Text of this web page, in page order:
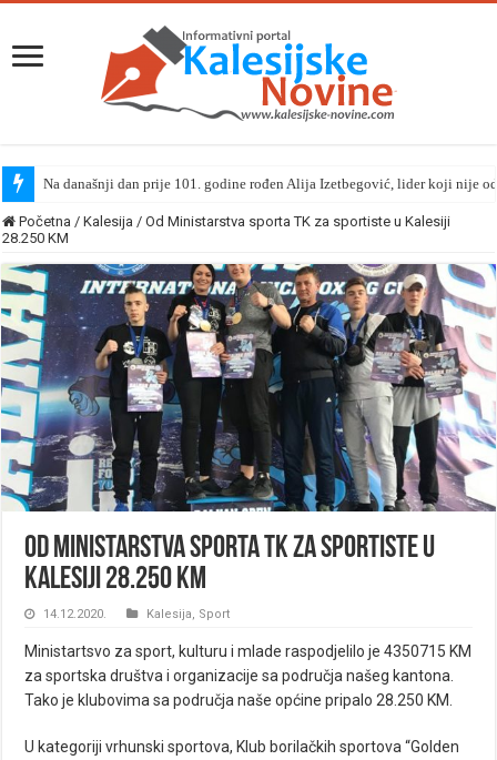
Na današnji dan prije 101. godine rođen Alija Izetbegović, lider koji nije
Početna / Kalesija / Od Ministarstva sporta TK za sportiste u Kalesiji
28.250 KM
Od Ministarstva sporta TK za sportiste u
Kalesiji 28.250 KM
14.12.2020. Kalesija, Sport
Ministartsvo za sport, kulturu i mlade raspodjelilo je 4350715 KM
za sportska društva i organizacije sa područja našeg kantona.
Tako je klubovima sa područja naše općine pripalo 28.250 KM.
U kategoriji vrhunski sportova, Klub borilačkih sportova “Golden